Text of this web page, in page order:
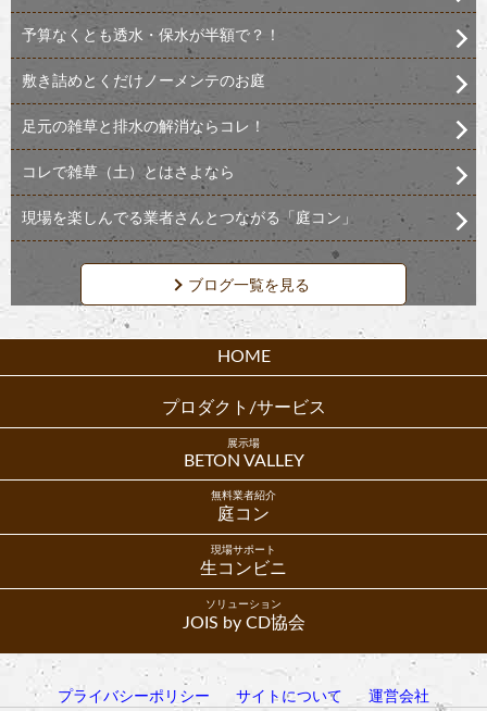
予算なくとも透水・保水が半額で？！
敷き詰めとくだけノーメンテのお庭
足元の雑草と排水の解消ならコレ！
コレで雑草（土）とはさよなら
現場を楽しんでる業者さんとつながる「庭コン」
ブログ一覧を見る
HOME
プロダクト/サービス
展示場
BETON VALLEY
無料業者紹介
庭コン
現場サポート
生コンビニ
ソリューション
JOIS by CD協会
プライバシーポリシー サイトについて 運営会社